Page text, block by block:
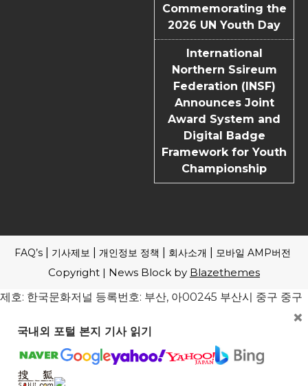
Commemorating the
2026 UN Youth Day
International
Northern Ssireum
Federation (INSF)
Announces Joint
Award System and
Digital Badge
Framework for Youth
Championship
FAQ’s 기사제보 개인정보 정책 회사소개 모바일 AMP버전
Copyright | News Block by Blazethemes
제호: 한국문화저널 등록번호: 부산, 아00245 부산시 중구 중구
로 61 4F 전관 편집인(청소년보호책임자): 송기송 대표전화: 051
241-1323 ※본지는 신문윤리강령 및 실천요강을 준수합니다. 모
든 콘텐츠(기사)에 대한 무단 전재ㆍ복사ㆍ배포 등을 금합니다.
[뉴스 미란다 원칙] 취재원과 독자에게는 한국문화저널에 자유
로이 접근할 권리와 반론·정정·추후 보도를 청구할 권리가 있습
국내외 포털 본지 기사 읽기
×